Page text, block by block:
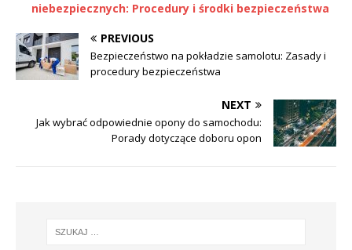
niebezpiecznych: Procedury i środki bezpieczeństwa
PREVIOUS
Bezpieczeństwo na pokładzie samolotu: Zasady i
procedury bezpieczeństwa
NEXT
Jak wybrać odpowiednie opony do samochodu:
Porady dotyczące doboru opon